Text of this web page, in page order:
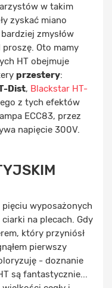
w takim
zyskać miano
zmysłów
Oto mamy
HT obejmuje
przestery:
Dist, Blackstar HT-
z tych efektów
ECC83, przez
napięcie 300V.
pięciu wyposażonych
na plecach. Gdy
który przyniósł
pierwszy
- doznanie
są fantastycznie...